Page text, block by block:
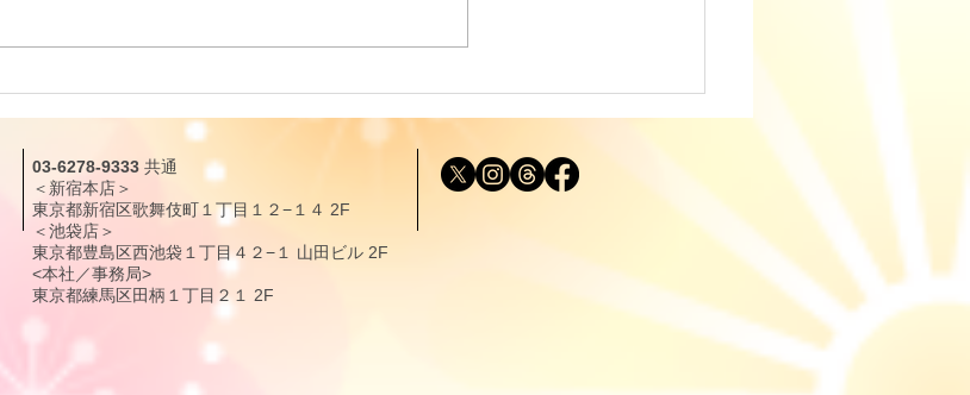
ト解説｜カップ・クイーン
（QUEEN OF CUPS）「癒し
と愛情」
ト解説｜カップ・ナイト
現化する思い」
03-6278-9333 共通
＜新宿本店＞
東京都新宿区歌舞伎町１丁目１２−１４ 2F
＜池袋店＞
東京都豊島区西池袋１丁目４２−１ 山田ビル 2F
<本社／事務局>
東京都練馬区田柄 １丁目 ２１ 2F